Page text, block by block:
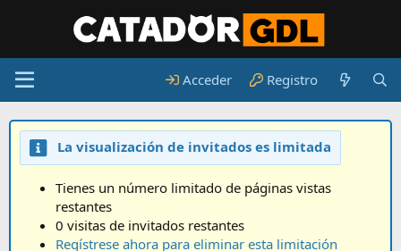
Acceder Registro
La visualización de invitados es limitada
Tienes un número limitado de páginas vistas
restantes
0 visitas de invitados restantes
Regístrese ahora para eliminar esta limitación